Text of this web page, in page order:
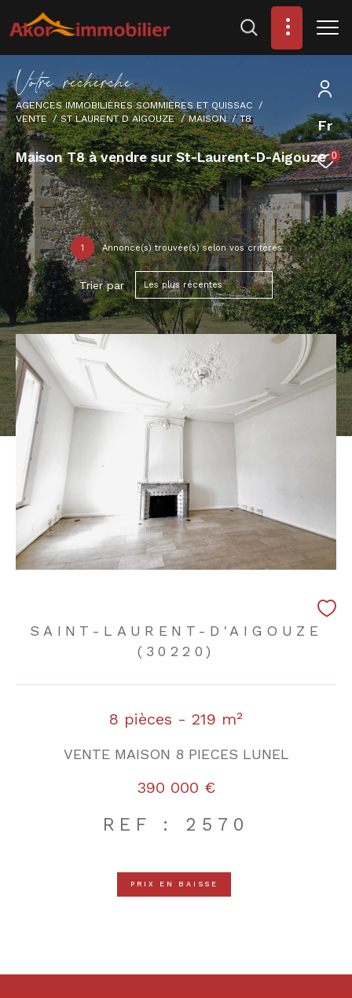
Fr
0
Votre recherche
AGENCES IMMOBILIÈRES SOMMIÈRES ET QUISSAC
VENTE
ST LAURENT D AIGOUZE MAISON T8
Maison T8 à vendre sur St-Laurent-D-Aigouze
1 Annonce(s) trouvée(s) selon vos critères
Trier par Les plus récentes
SAINT-LAURENT-D'AIGOUZE
(30220)
8 pièces - 219 m²
VENTE MAISON 8 PIECES LUNEL
390 000 €
REF : 2570
PRIX EN BAISSE